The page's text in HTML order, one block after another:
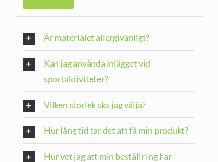
Är materialet allergivänligt?
Kan jag använda inlägget vid
sportaktiviteter?
Vilken storlek ska jag välja?
Hur lång tid tar det att få min produkt?
Hur vet jag att min beställning har